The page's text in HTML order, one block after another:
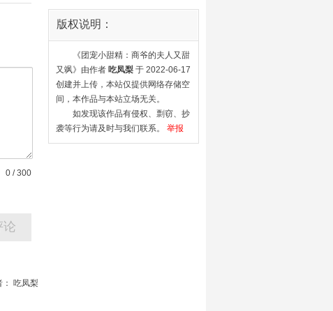
0 /300
吃凤梨
版权说明：
《团宠小甜精：商爷的夫人又甜
又飒》由作者 吃凤梨 于 2022-06-17
创建并上传，本站仅提供网络存储空
间，本作品与本站立场无关。
如发现该作品有侵权、剽窃、抄
袭等行为请及时与我们联系。 举报